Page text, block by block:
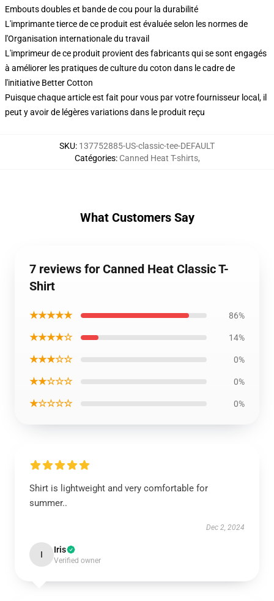
Embouts doubles et bande de cou pour la durabilité
L'imprimante tierce de ce produit est évaluée selon les normes de
l'Organisation internationale du travail
L'imprimeur de ce produit provient des fabricants qui se sont engagés
à améliorer les pratiques de culture du coton dans le cadre de
l'initiative Better Cotton
Puisque chaque article est fait pour vous par votre fournisseur local, il
peut y avoir de légères variations dans le produit reçu
SKU: 137752885-US-classic-tee-DEFAULT
Catégories: Canned Heat T-shirts,
What Customers Say
7 reviews for Canned Heat Classic T-
Shirt
★★★★★ 86%
★★★★☆ 14%
★★★☆☆ 0%
★★☆☆☆ 0%
★☆☆☆☆ 0%
Shirt is lightweight and very comfortable for
summer..
Dec 2, 2024
I Iris
Verified owner